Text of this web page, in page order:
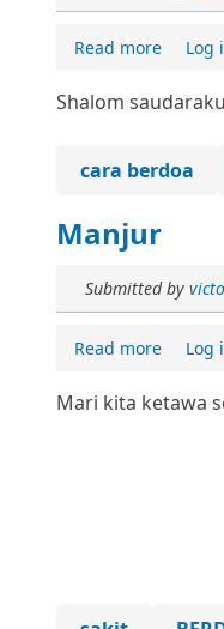
Read more Log
Shalom
cara berdoa
Manjur
Submitted by
Read more Log
Mari kita ketawa